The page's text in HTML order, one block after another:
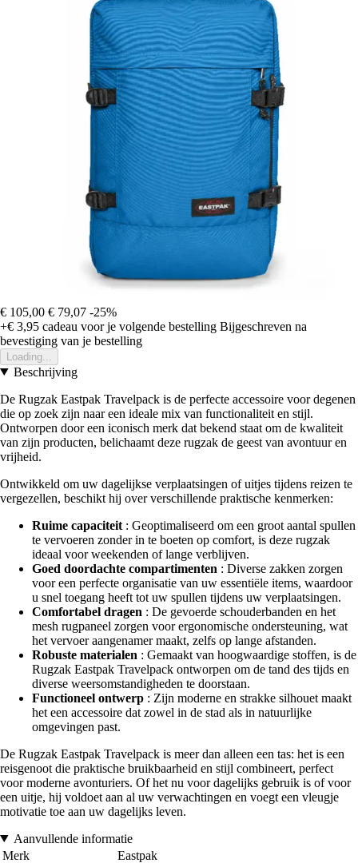
€ 105,00 € 79,07 -25%
+€ 3,95 cadeau voor je volgende bestelling Bijgeschreven na
bevestiging van je bestelling
Loading...
Beschrijving
De Rugzak Eastpak Travelpack is de perfecte accessoire voor degenen
die op zoek zijn naar een ideale mix van functionaliteit en stijl.
Ontworpen door een iconisch merk dat bekend staat om de kwaliteit
van zijn producten, belichaamt deze rugzak de geest van avontuur en
vrijheid.
Ontwikkeld om uw dagelijkse verplaatsingen of uitjes tijdens reizen te
vergezellen, beschikt hij over verschillende praktische kenmerken:
Ruime capaciteit : Geoptimaliseerd om een groot aantal spullen
te vervoeren zonder in te boeten op comfort, is deze rugzak
ideaal voor weekenden of lange verblijven.
Goed doordachte compartimenten : Diverse zakken zorgen
voor een perfecte organisatie van uw essentiële items, waardoor
u snel toegang heeft tot uw spullen tijdens uw verplaatsingen.
Comfortabel dragen : De gevoerde schouderbanden en het
mesh rugpaneel zorgen voor ergonomische ondersteuning, wat
het vervoer aangenamer maakt, zelfs op lange afstanden.
Robuste materialen : Gemaakt van hoogwaardige stoffen, is de
Rugzak Eastpak Travelpack ontworpen om de tand des tijds en
diverse weersomstandigheden te doorstaan.
Functioneel ontwerp : Zijn moderne en strakke silhouet maakt
het een accessoire dat zowel in de stad als in natuurlijke
omgevingen past.
De Rugzak Eastpak Travelpack is meer dan alleen een tas: het is een
reisgenoot die praktische bruikbaarheid en stijl combineert, perfect
voor moderne avonturiers. Of het nu voor dagelijks gebruik is of voor
een uitje, hij voldoet aan al uw verwachtingen en voegt een vleugje
motivatie toe aan uw dagelijks leven.
Aanvullende informatie
Merk
Eastpak